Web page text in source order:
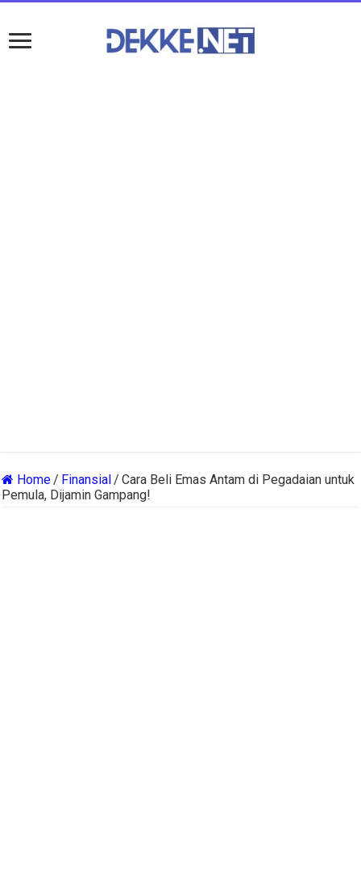
Home/ Finansial/ Cara Beli Emas Antam di Pegadaian untuk
Pemula, Dijamin Gampang!